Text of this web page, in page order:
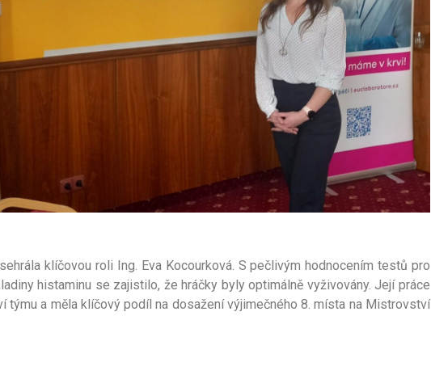
klíčovou roli Ing. Eva Kocourková. S pečlivým hodnocením testů pro
histaminu se zajistilo, že hráčky byly optimálně vyživovány. Její práce
týmu a měla klíčový podíl na dosažení výjimečného 8. místa na Mistrovství